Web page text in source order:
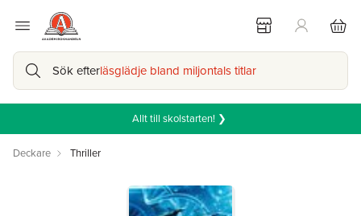
Sök efterläsglädje bland miljontals titlar
Allt till skolstarten! ❯
Deckare Thriller